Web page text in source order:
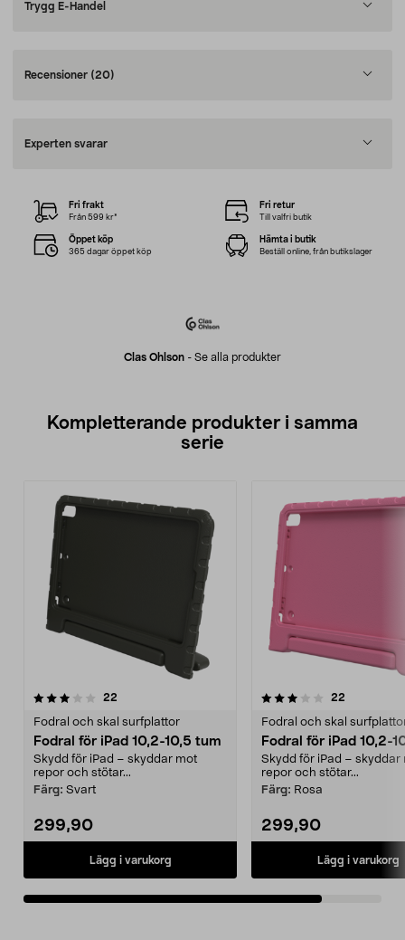
Trygg E-Handel
Recensioner (20)
Experten svarar
Clas Ohlson - Se alla produkter
Fri frakt
Från 599 kr*
Fri retur
Till valfri butik
Öppet köp
365 dagar öppet köp
Hämta i butik
Beställ online, från butikslager
Kompletterande produkter i samma
serie
22
Fodral och skal surfplattor
Fodral för iPad 10,2-10,5 tum
Skydd för iPad – skyddar mot
repor och stötar...
Färg: Svart
299,90
Lägg i varukorg
3.5av 5 stjärnor 22
Fodral och skal
Fodral för iPad 10,2-
Skydd för iPad – skyddar
repor och stötar...
Färg: Rosa
299,90
Lägg i varukorg